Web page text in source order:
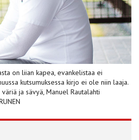
on liian kapea, evankelistaa ei
kutsumuksessa kirjo ei ole niin laaja.
ja sävyä, Manuel Rautalahti